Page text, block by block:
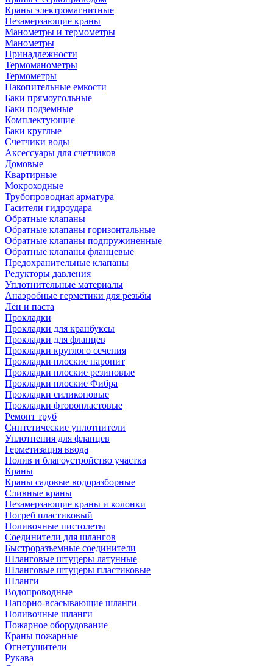
Краны электромагнитные
Незамерзающие краны
Манометры и термометры
Манометры
Принадлежности
Термоманометры
Термометры
Накопительные емкости
Баки прямоугольные
Баки подземные
Комплектующие
Баки круглые
Счетчики воды
Аксессуары для счетчиков
Домовые
Квартирные
Мокроходные
Трубопроводная арматура
Гасители гидроудара
Обратные клапаны
Обратные клапаны горизонтальные
Обратные клапаны подпружиненные
Обратные клапаны фланцевые
Предохранительные клапаны
Редукторы давления
Уплотнительные материалы
Анаэробные герметики для резьбы
Лён и паста
Прокладки
Прокладки для кранбуксы
Прокладки для фланцев
Прокладки круглого сечения
Прокладки плоские паронит
Прокладки плоские резиновые
Прокладки плоские Фибра
Прокладки силиконовые
Прокладки фторопластовые
Ремонт труб
Синтетические уплотнители
Уплотнения для фланцев
Герметизация ввода
Полив и благоустройство участка
Краны
Краны садовые водоразборные
Сливные краны
Незамерзающие краны и колонки
Погреб пластиковый
Поливочные пистолеты
Соединители для шлангов
Быстроразъемные соединители
Шланговые штуцеры латунные
Шланговые штуцеры пластиковые
Шланги
Водопроводные
Напорно-всасывающие шланги
Поливочные шланги
Пожарное оборудование
Краны пожарные
Огнетушители
Рукава